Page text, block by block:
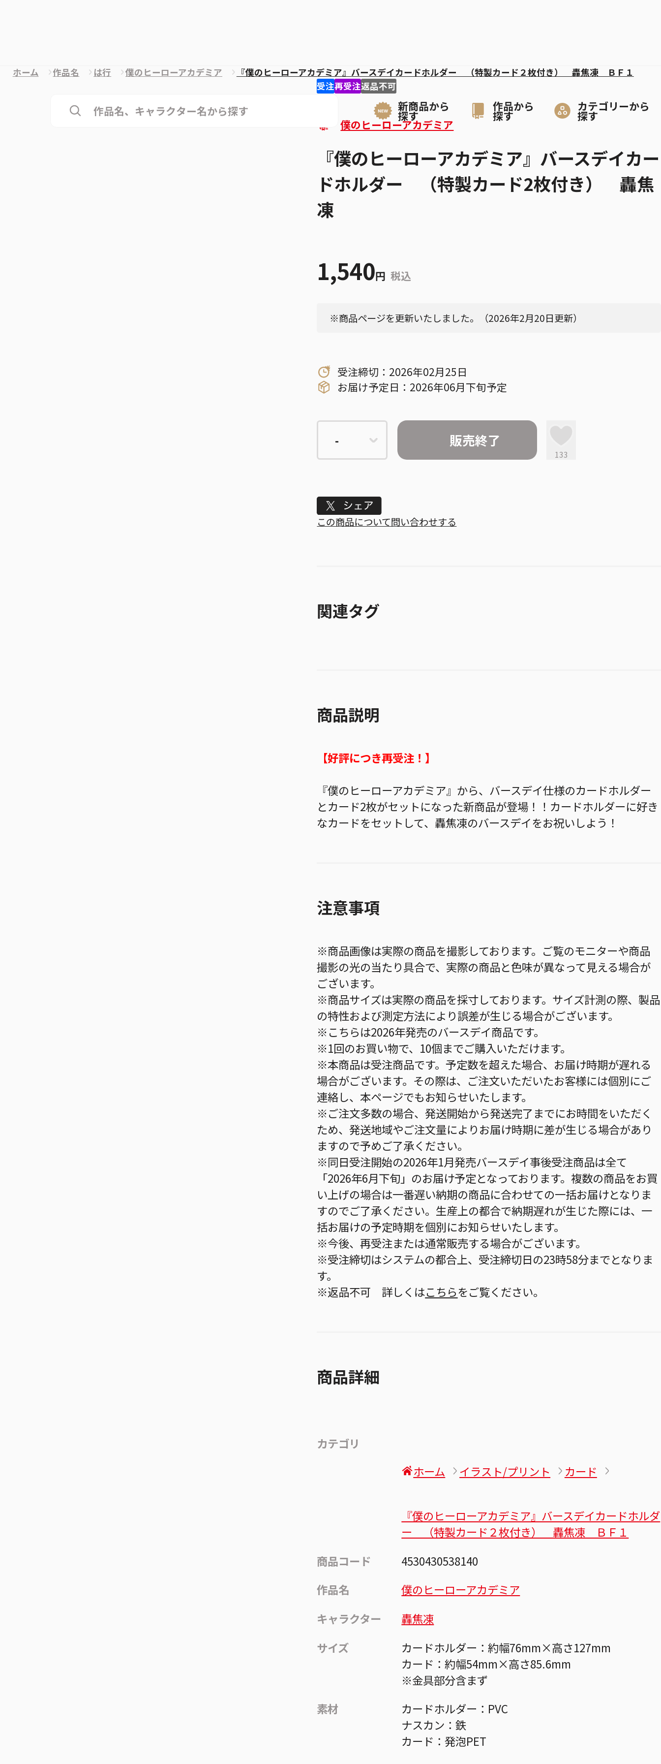
新商品から
探す
作品から
探す
カテゴリーから
探す
ホーム 作品名 は行 僕のヒーローアカデミア 『僕のヒーローアカデミア』バースデイカードホルダー （特製カード２枚付き） 轟焦凍 ＢＦ１
受注再受注返品不可
僕のヒーローアカデミア
『僕のヒーローアカデミア』バースデイカー
ドホルダー （特製カード2枚付き） 轟焦
凍
1,540円 税込
※商品ページを更新いたしました。（2026年2月20日更新）
受注締切：2026年02月25日
お届け予定日：2026年06月下旬予定
販売終了
133
Tweet
この商品について問い合わせする
関連タグ
商品説明
【好評につき再受注！】
『僕のヒーローアカデミア』から、バースデイ仕様のカードホルダー
とカード2枚がセットになった新商品が登場！！カードホルダーに好き
なカードをセットして、轟焦凍のバースデイをお祝いしよう！
注意事項
※商品画像は実際の商品を撮影しております。ご覧のモニターや商品
撮影の光の当たり具合で、実際の商品と色味が異なって見える場合が
ございます。
※商品サイズは実際の商品を採寸しております。サイズ計測の際、製品
の特性および測定方法により誤差が生じる場合がございます。
※こちらは2026年発売のバースデイ商品です。
※1回のお買い物で、10個までご購入いただけます。
※本商品は受注商品です。予定数を超えた場合、お届け時期が遅れる
場合がございます。その際は、ご注文いただいたお客様には個別にご
連絡し、本ページでもお知らせいたします。
※ご注文多数の場合、発送開始から発送完了までにお時間をいただく
ため、発送地域やご注文量によりお届け時期に差が生じる場合があり
ますので予めご了承ください。
※同日受注開始の2026年1月発売バースデイ事後受注商品は全て
「2026年6月下旬」のお届け予定となっております。複数の商品をお買
い上げの場合は一番遅い納期の商品に合わせての一括お届けとなりま
すのでご了承ください。生産上の都合で納期遅れが生じた際には、一
括お届けの予定時期を個別にお知らせいたします。
※今後、再受注または通常販売する場合がございます。
※受注締切はシステムの都合上、受注締切日の23時58分までとなりま
す。
※返品不可 詳しくはこちらをご覧ください。
商品詳細
カテゴリ
ホーム
イラスト/プリント カード
『僕のヒーローアカデミア』バースデイカードホルダ
ー （特製カード２枚付き） 轟焦凍 ＢＦ１
商品コード
4530430538140
作品名
僕のヒーローアカデミア
キャラクター
轟焦凍
サイズ
カードホルダー：約幅76mm×高さ127mm
カード：約幅54mm×高さ85.6mm
※金具部分含まず
素材
カードホルダー：PVC
ナスカン：鉄
カード：発泡PET